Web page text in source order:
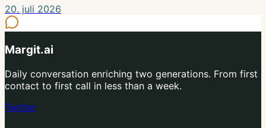
20. juli 2026
Margit.ai
Daily conversation enriching two generations. From first
contact to first call in less than a week.
Twitter